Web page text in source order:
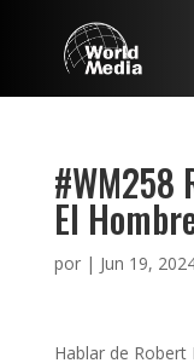
#WM258
El
por | Jun 19,
Hablar de